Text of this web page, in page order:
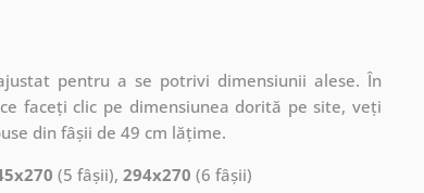
pentru a se potrivi dimensiunii alese. În
faceți clic pe dimensiunea dorită pe site, veți
din fâșii de 49 cm lățime.
(5 fâșii), 294x270 (6 fâșii)